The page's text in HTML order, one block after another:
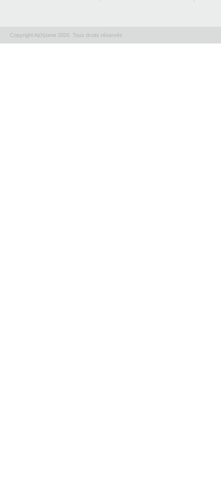
Copyright At(h)ome 2026. Tous droits réservés